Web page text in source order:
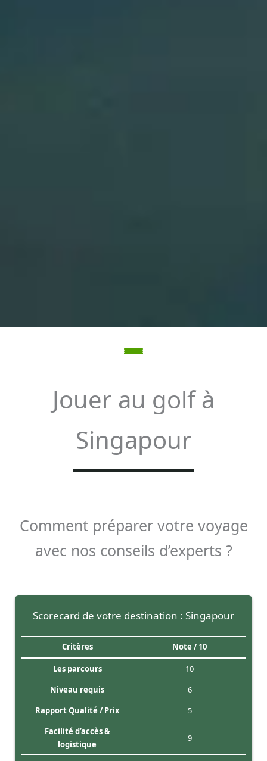
Jouer au golf à
Singapour
Comment préparer votre voyage
avec nos conseils d’experts ?
Scorecard de votre destination : Singapour
Critères Note / 10
Les parcours
10
Niveau requis
6
Rapport Qualité / Prix
5
Facilité d’accès &
logistique
9